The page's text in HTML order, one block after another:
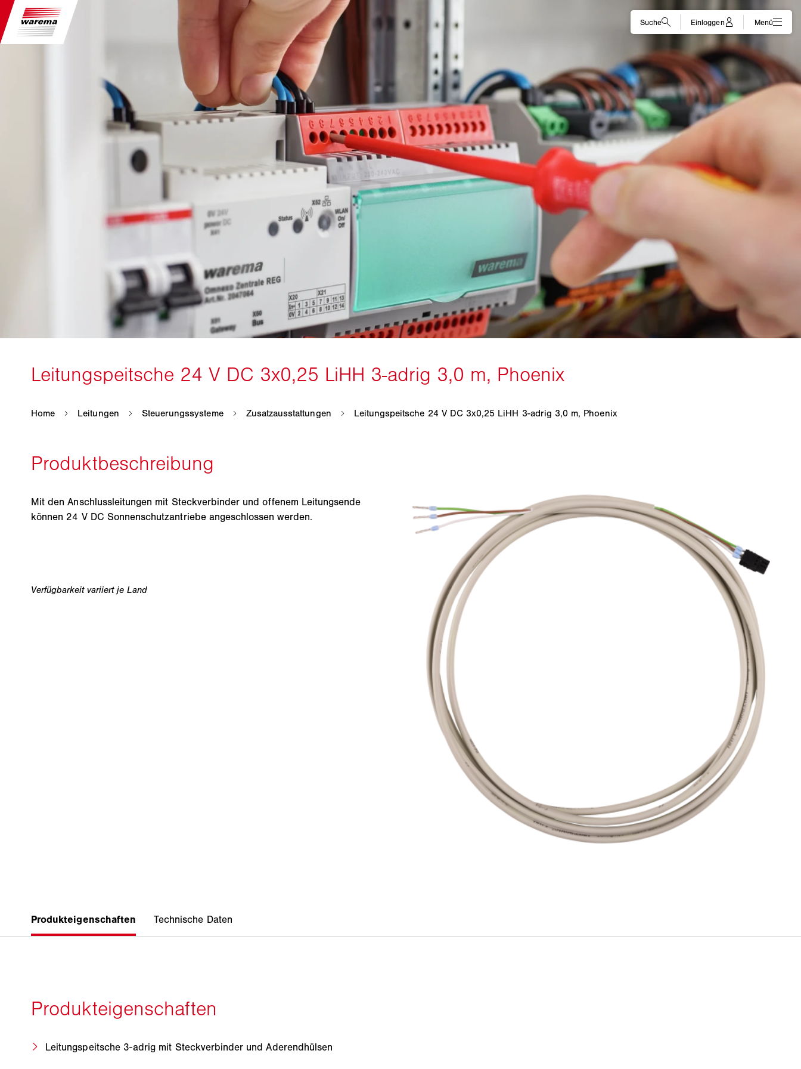
Mit den Anschlussleitungen mit Steckverbinder und offenem Leitungsende
können 24 V DC Sonnenschutzantriebe angeschlossen werden.
Leitungspeitsche 3-adrig mit Steckverbinder und Aderendhülsen